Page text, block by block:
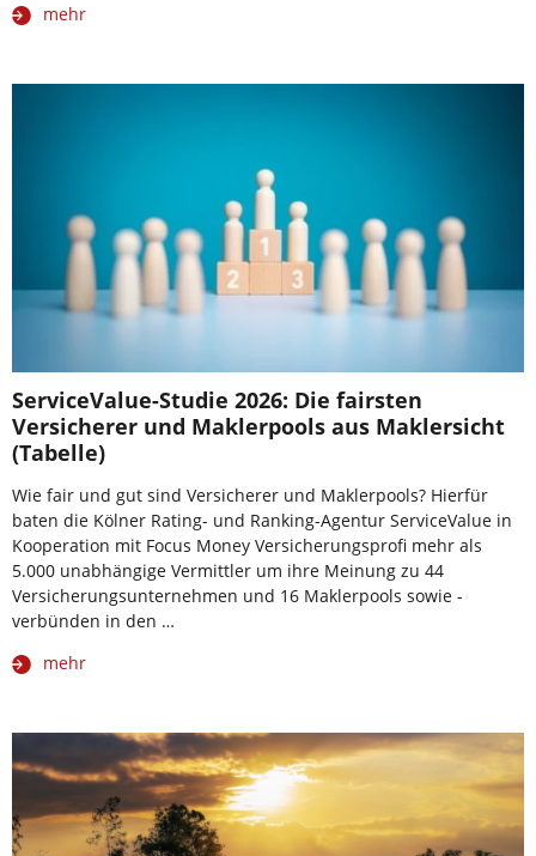
mehr
ServiceValue-Studie 2026: Die fairsten
Versicherer und Maklerpools aus Maklersicht
(Tabelle)
Wie fair und gut sind Versicherer und Maklerpools? Hierfür
baten die Kölner Rating- und Ranking-Agentur ServiceValue in
Kooperation mit Focus Money Versicherungsprofi mehr als
5.000 unabhängige Vermittler um ihre Meinung zu 44
Versicherungsunternehmen und 16 Maklerpools sowie -
verbünden in den …
mehr